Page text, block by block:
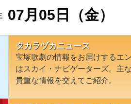
07月05日（金）
タカラヅカニュース
宝塚歌劇の情報をお届けするエ
はスカイ・ナビゲーターズ。主
貴重な情報を交えてご紹介。